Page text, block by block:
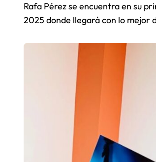
Rafa Pérez se encuentra en su primera gira internacional como solista por Estados Unidos, TOUR USA
2025 donde llegará con lo mejor